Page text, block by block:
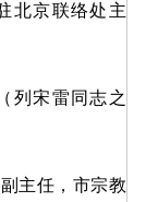
北京联络处主
列宋雷同志之
主任，市宗教